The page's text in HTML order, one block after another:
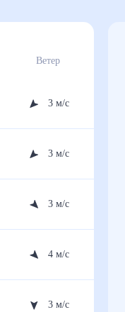
Ветер
3м/с
3м/с
3м/с
4м/с
3м/с